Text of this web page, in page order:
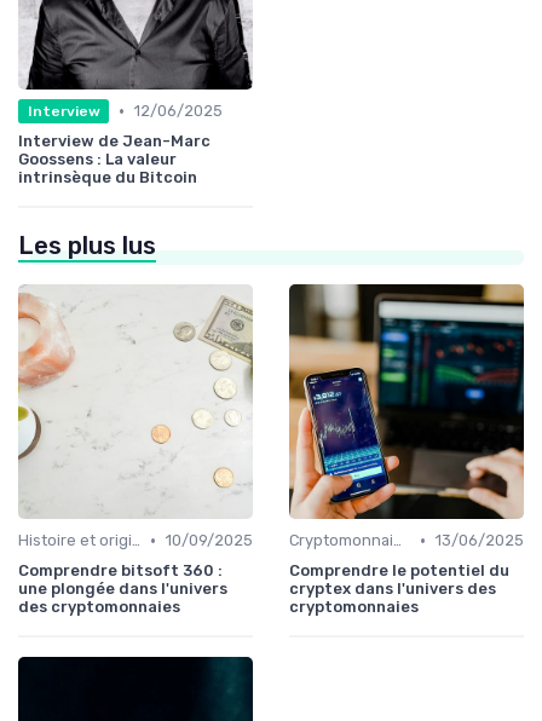
Interview • 12/06/2025
Interview de Jean-Marc
Goossens : La valeur
intrinsèque du Bitcoin
Les plus lus
Histoire et origines des cryptomonnaies • 10/09/2025
Comprendre bitsoft 360 :
une plongée dans l'univers
des cryptomonnaies
Cryptomonnaies populaires • 13/06/2025
Comprendre le potentiel du
cryptex dans l'univers des
cryptomonnaies